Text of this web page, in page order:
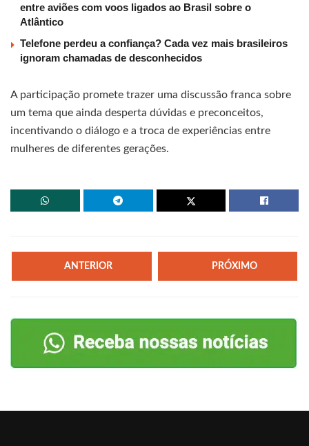
entre aviões com voos ligados ao Brasil sobre o
Atlântico
Telefone perdeu a confiança? Cada vez mais brasileiros
ignoram chamadas de desconhecidos
A participação promete trazer uma discussão franca sobre
um tema que ainda desperta dúvidas e preconceitos,
incentivando o diálogo e a troca de experiências entre
mulheres de diferentes gerações.
ANTERIOR PRÓXIMO